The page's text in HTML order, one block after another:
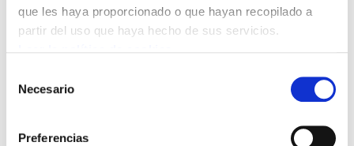
que les haya proporcionado o que hayan recopilado a
partir del uso que haya hecho de sus servicios.
Necesario
Preferencias
la tendencia de favorecer la sanidad
privada en detrimento de la pública. “Lo
prestando por lo privado. La necesidad no
se puede sustituir y se termina pagando
el servicio”.